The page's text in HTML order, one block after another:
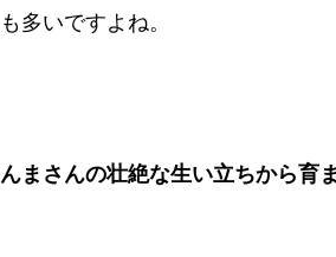
多いですよね。
まさんの壮絶な生い立ちから育